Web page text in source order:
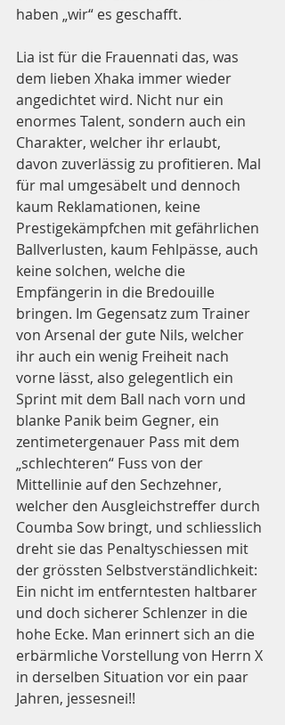
haben „wir“ es geschafft.
Lia ist für die Frauennati das, was
dem lieben Xhaka immer wieder
angedichtet wird. Nicht nur ein
enormes Talent, sondern auch ein
Charakter, welcher ihr erlaubt,
davon zuverlässig zu profitieren. Mal
für mal umgesäbelt und dennoch
kaum Reklamationen, keine
Prestigekämpfchen mit gefährlichen
Ballverlusten, kaum Fehlpässe, auch
keine solchen, welche die
Empfängerin in die Bredouille
bringen. Im Gegensatz zum Trainer
von Arsenal der gute Nils, welcher
ihr auch ein wenig Freiheit nach
vorne lässt, also gelegentlich ein
Sprint mit dem Ball nach vorn und
blanke Panik beim Gegner, ein
zentimetergenauer Pass mit dem
„schlechteren“ Fuss von der
Mittellinie auf den Sechzehner,
welcher den Ausgleichstreffer durch
Coumba Sow bringt, und schliesslich
dreht sie das Penaltyschiessen mit
der grössten Selbstverständlichkeit:
Ein nicht im entferntesten haltbarer
und doch sicherer Schlenzer in die
hohe Ecke. Man erinnert sich an die
erbärmliche Vorstellung von Herrn X
in derselben Situation vor ein paar
Jahren, jessesnei!!